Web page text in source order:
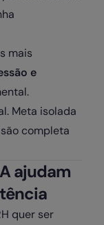
mais
e
Meta isolada
completa
ajudam
quer ser